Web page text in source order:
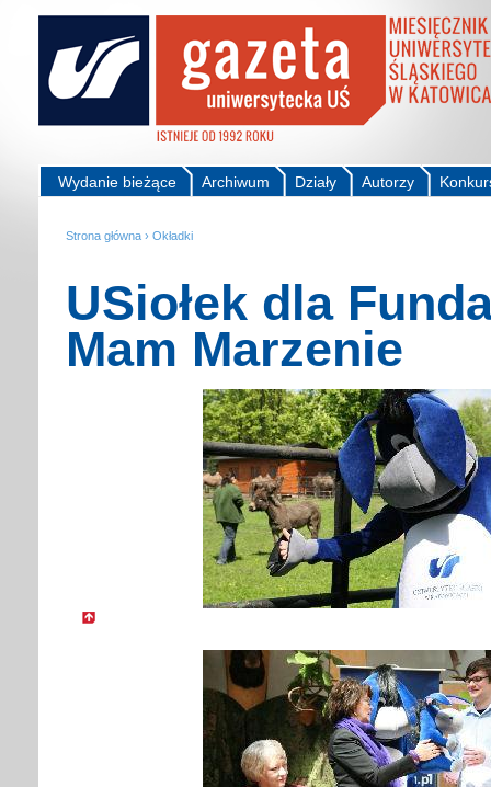
Autorzy
Działy
Archiwum
Wydanie bieżące
Strona główna › Okładki
USiołek dla
Mam Marzenie